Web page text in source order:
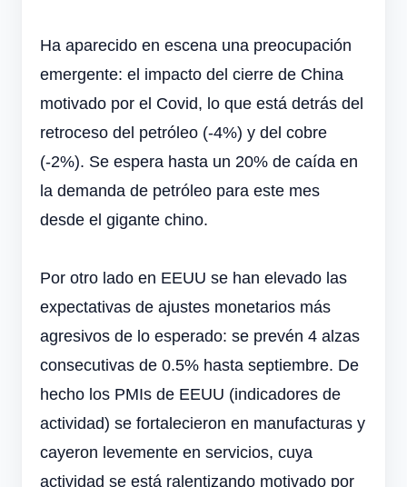
Ha aparecido en escena una preocupación
emergente: el impacto del cierre de China
motivado por el Covid, lo que está detrás del
retroceso del petróleo (-4%) y del cobre
(-2%). Se espera hasta un 20% de caída en
la demanda de petróleo para este mes
desde el gigante chino.
Por otro lado en EEUU se han elevado las
expectativas de ajustes monetarios más
agresivos de lo esperado: se prevén 4 alzas
consecutivas de 0.5% hasta septiembre. De
hecho los PMIs de EEUU (indicadores de
actividad) se fortalecieron en manufacturas y
cayeron levemente en servicios, cuya
actividad se está ralentizando motivado por